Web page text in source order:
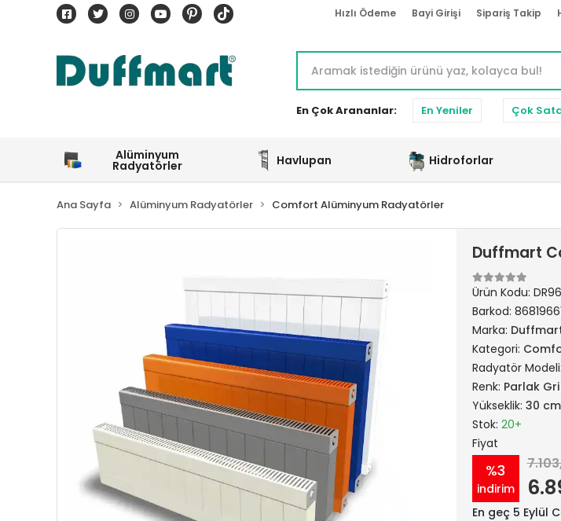
Hızlı Ödeme Bayi Girişi Sipariş Takip
En Çok Arananlar: En Yeniler Çok
Alüminyum
Radyatörler Havlupan Hidroforlar
Ana Sayfa Alüminyum Radyatörler Comfort Alüminyum Radyatörler
Duffmart
Ürün Kodu:
Barkod:
Marka:
Kategori:
Radyatör Modeli:
Renk: Parlak Gri
Yükseklik: 30
Stok: 20+
Fiyat
%3
indirim
En geç 5 Eylül